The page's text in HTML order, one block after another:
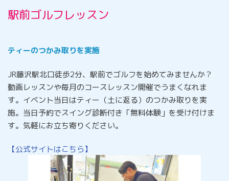
駅前ゴルフレッスン
ティーのつかみ取りを実施
JR藤沢駅北口徒歩2分、駅前でゴルフを始めてみませんか？
動画レッスンや毎月のコースレッスン開催でうまくなれま
す。イベント当日はティー（土に返る）のつかみ取りを実
施。当日予約でスイング診断付き「無料体験」を受け付けま
す。気軽にお立ち寄りください。
【公式サイトはこちら】